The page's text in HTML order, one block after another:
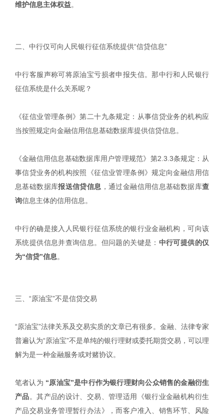
维护信息主体权益。
二、中行仅可向人民银行征信系统提供“信贷信息”
中行客服声称可将原油宝亏损者申报失信。那中行和人民银行
征信系统是什么关系呢？
《征信业管理条例》第二十九条规定：从事信贷业务的机构应
当按照规定向金融信用信息基础数据库提供信贷信息。
《金融信用信息基础数据库用户管理规范》第2.3.3条规定：从
事信贷业务的机构按照《征信业管理条例》规定向金融信用信
息基础数据库报送信贷信息 ，通过金融信用信息基础数据库查
询信息主体的信用信息。
中行的确是接入人民银行征信系统的银行业金融机构，可向该
系统提供信息并查询信息。但问题的关键是： 中行可提供的仅
为“信贷”信息。
三、“原油宝”不是信贷交易
“原油宝”法律关系及交易实质的文章已有很多。金融、法律专家
普遍认为“原油宝”不是单纯的银行理财或委托期货交易，可以理
解为是一种金融服务或对赌协议。
笔者认为 “原油宝”是中行作为银行理财向公众销售的金融衍生
产品。其产品的设计、交易、管理适用《银行业金融机构衍生
产品交易业务管理暂行办法》，而客户准入、销售环节、风险